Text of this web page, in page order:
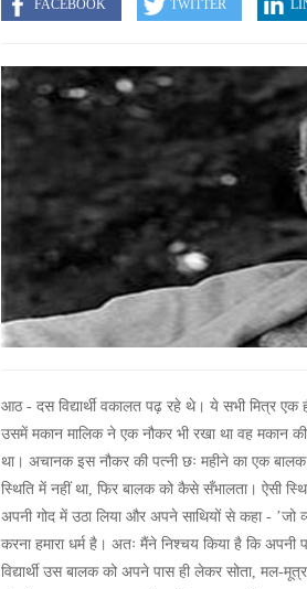
आठ - दस विद्यार्थी वकालत पढ़ रहे थे। ये सभी मित्र
उसमें मकान मालिक ने एक नौकर भी रखा था वह मकान की
था। अचानक इस नौकर की पत्नी छः महीने का एक
स्थिति में नहीं था, फिर बालक को कैसे सँभालता। ऐसी
अपनी गोद में उठा लिया और अपने साथियों से कहा -
करना हमारा धर्म है। अतः मैंने निश्चय किया है कि
विद्यार्थी उस बालक को अपने पास ही लेकर सोता,